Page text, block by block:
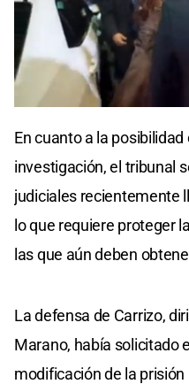
En cuanto a la
investigación, el tribunal
judiciales recientemente
lo que requiere proteger
las que aún deben
La defensa de Carrizo,
Marano, había solicitado
modificación de la